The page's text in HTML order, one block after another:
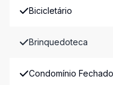
Bicicletário
Brinquedoteca
Condomínio Fechado